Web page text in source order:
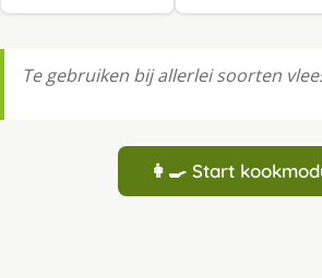
Te gebruiken bij allerlei soorten
👩‍🍳 Start